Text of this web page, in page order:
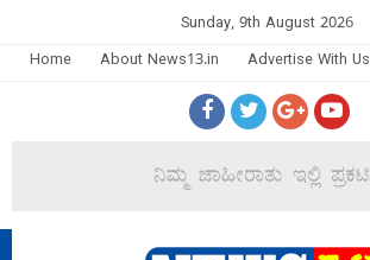
Sunday, 9th August 2026
Home
About News13.in Advertise With Us